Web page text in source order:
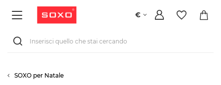
€
SOXO per Natale